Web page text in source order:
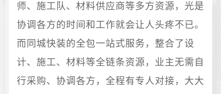
师、施工队、材料供应商等多方资源，光是
协调各方的时间和工作就会让人头疼不已。
而同城快装的全包一站式服务，整合了设
计、施工、材料等全链条资源，业主无需自
行采购、协调各方，全程有专人对接，大大